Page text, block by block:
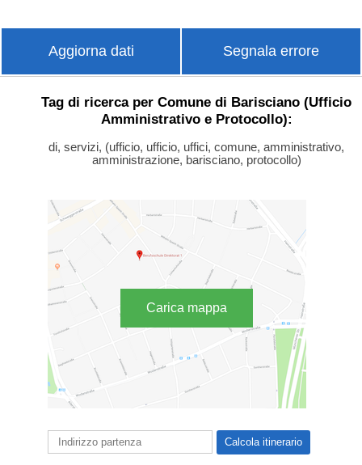
Aggiorna dati Segnala errore
Tag di ricerca per Comune di Barisciano (Ufficio
Amministrativo e Protocollo):
di, servizi, (ufficio, ufficio, uffici, comune, amministrativo,
amministrazione, barisciano, protocollo)
Carica mappa